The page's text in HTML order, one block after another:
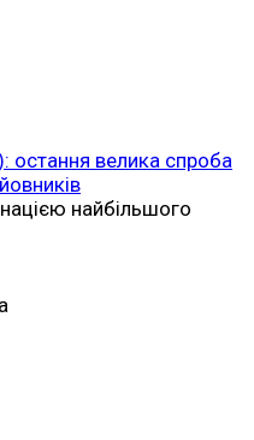
остання велика спроба
найбільшого